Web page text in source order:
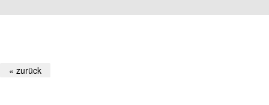
« zurück